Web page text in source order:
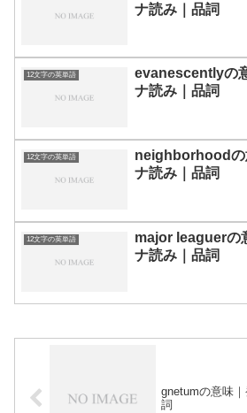
ナ読み｜品詞
12文字の英単語
evanescentlyの
ナ読み｜品詞
12文字の英単語
neighborhoodの
ナ読み｜品詞
12文字の英単語
major leaguerの
ナ読み｜品詞
gnetumの意味
詞